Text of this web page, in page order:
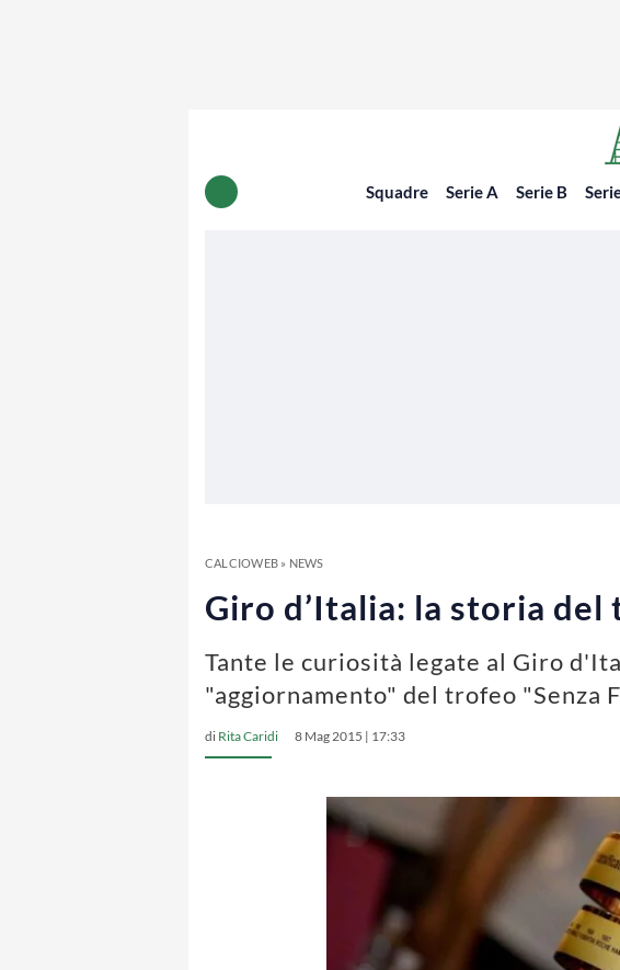
Squadre Serie A Serie B
CALCIOWEB» NEWS
Giro d’Italia: la storia del
Tante le curiosità legate al Giro
"aggiornamento" del trofeo "Senza
di Rita Caridi 8 Mag 2015 | 17:33